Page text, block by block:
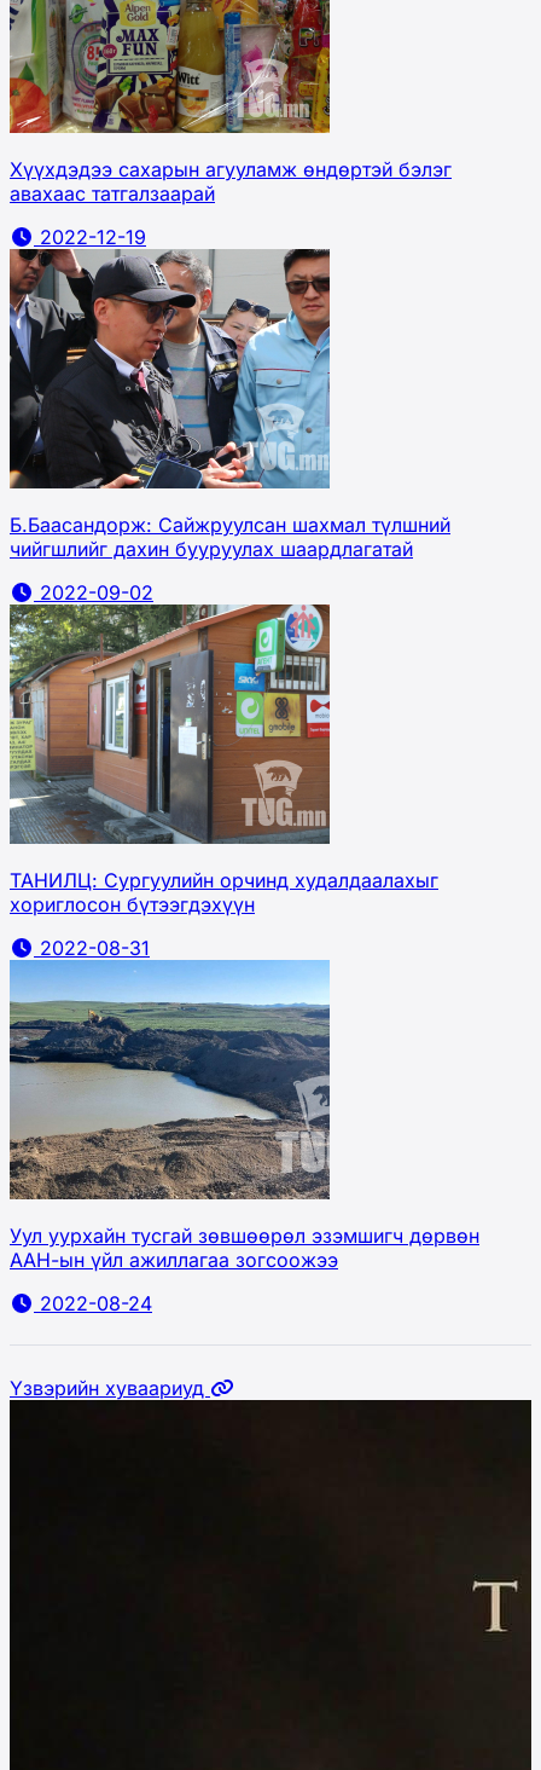
Хүүхдэдээ сахарын агууламж өндөртэй бэлэг
авахаас татгалзаарай
2022-12-19
Б.Баасандорж: Сайжруулсан шахмал түлшний
чийгшлийг дахин бууруулах шаардлагатай
2022-09-02
ТАНИЛЦ: Сургуулийн орчинд худалдаалахыг
хориглосон бүтээгдэхүүн
2022-08-31
Уул уурхайн тусгай зөвшөөрөл эзэмшигч дөрвөн
ААН-ын үйл ажиллагаа зогсоожээ
2022-08-24
Үзвэрийн хуваариуд